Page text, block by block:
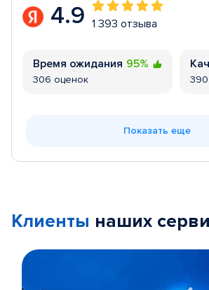
4.9 1 393 отзыва
Время ожидания 95%
306 оценок
Показать еще
Клиенты наших